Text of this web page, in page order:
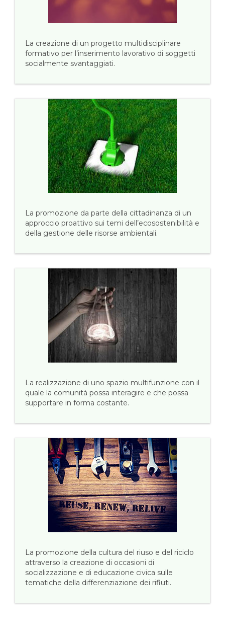
La creazione di un progetto multidisciplinare
formativo per l’inserimento lavorativo di soggetti
socialmente svantaggiati.
La promozione da parte della cittadinanza di un
approccio proattivo sui temi dell’ecosostenibilità e
della gestione delle risorse ambientali.
La realizzazione di uno spazio multifunzione con il
quale la comunità possa interagire e che possa
supportare in forma costante.
La promozione della cultura del riuso e del riciclo
attraverso la creazione di occasioni di
socializzazione e di educazione civica sulle
tematiche della differenziazione dei rifiuti.